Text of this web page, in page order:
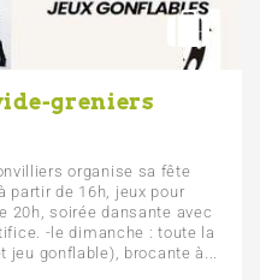
greniers
organise sa fête
partir de 16h, jeux pour
20h, soirée dansante avec
-le dimanche : toute la
gonflable), brocante à...